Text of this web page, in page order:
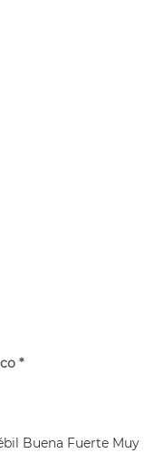
*
Buena Fuerte Muy